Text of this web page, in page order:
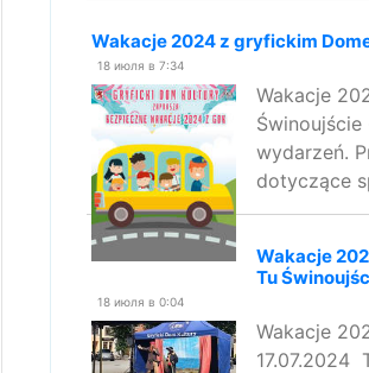
Wakacje 2024 z gryfickim
18 июля в 7:34
Wakacje
wydarzeń.
dotyczące
Wakacje
Tu
18 июля в 0:04
Wakacje
17.07.2024